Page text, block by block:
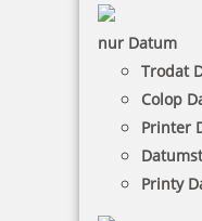
nur Datum
Trodat
Colop
Printer
Printy
Jetzt gestalten